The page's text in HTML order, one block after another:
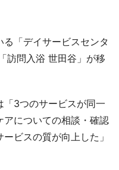
「デイサービスセンタ
訪問入浴 世田谷」が移
3つのサービスが同一
についての相談・確認
ビスの質が向上した」